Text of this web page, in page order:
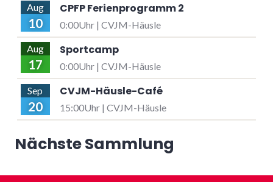
Aug
10
CPFP Ferienprogramm 2
0:00Uhr | CVJM-Häusle
Aug
17
Sportcamp
0:00Uhr | CVJM-Häusle
Sep
20
CVJM-Häusle-Café
15:00Uhr | CVJM-Häusle
Nächste Sammlung